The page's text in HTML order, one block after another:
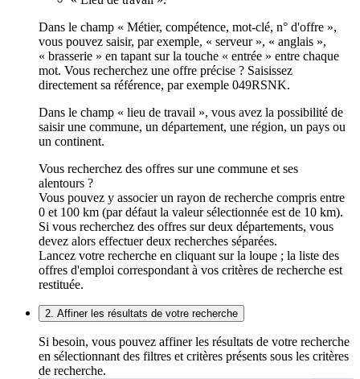
Dans le champ « Métier, compétence, mot-clé, n° d'offre »,
vous pouvez saisir, par exemple, « serveur », « anglais »,
« brasserie » en tapant sur la touche « entrée » entre chaque
mot. Vous recherchez une offre précise ? Saisissez
directement sa référence, par exemple 049RSNK.
Dans le champ « lieu de travail », vous avez la possibilité de
saisir une commune, un département, une région, un pays ou
un continent.
Vous recherchez des offres sur une commune et ses
alentours ?
Vous pouvez y associer un rayon de recherche compris entre
0 et 100 km (par défaut la valeur sélectionnée est de 10 km).
Si vous recherchez des offres sur deux départements, vous
devez alors effectuer deux recherches séparées.
Lancez votre recherche en cliquant sur la loupe ; la liste des
offres d'emploi correspondant à vos critères de recherche est
restituée.
2. Affiner les résultats de votre recherche
Si besoin, vous pouvez affiner les résultats de votre recherche
en sélectionnant des filtres et critères présents sous les critères
de recherche.